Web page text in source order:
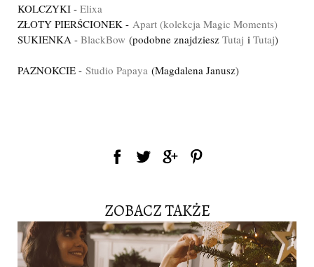
KOLCZYKI - Elixa
ZŁOTY PIERŚCIONEK - Apart (kolekcja Magic Moments)
SUKIENKA - BlackBow (podobne znajdziesz Tutaj i Tutaj)
PAZNOKCIE - Studio Papaya (Magdalena Janusz)
ZOBACZ TAKŻE